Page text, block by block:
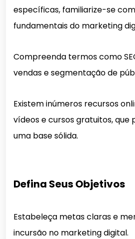
específicas, familiarize-se
fundamentais do marketing
Compreenda termos como
vendas e segmentação de
Existem inúmeros recursos
vídeos e cursos gratuitos,
uma base sólida.
Defina Seus Objetivos
Estabeleça metas claras e
incursão no marketing digital.